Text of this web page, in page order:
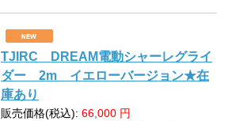
TJIRC DREAM電動シャーレグライ
ダー 2m イエローバージョン★在
庫あり
販売価格(税込): 66,000 円